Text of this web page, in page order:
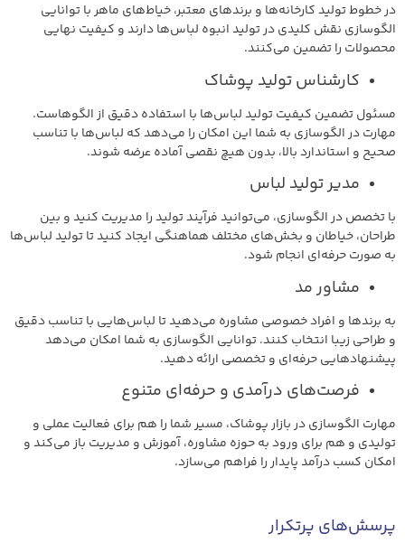
در خطوط تولید کارخانه‌ها و برندهای معتبر، خیاط‌های ماهر با توانایی
الگوسازی نقش کلیدی در تولید انبوه لباس‌ها دارند و کیفیت نهایی
محصولات را تضمین می‌کنند.
کارشناس تولید پوشاک
مسئول تضمین کیفیت تولید لباس‌ها با استفاده دقیق از الگوهاست.
مهارت در الگوسازی به شما این امکان را می‌دهد که لباس‌ها با تناسب
صحیح و استاندارد بالا، بدون هیچ نقصی آماده عرضه شوند.
مدیر تولید لباس
با تخصص در الگوسازی، می‌توانید فرآیند تولید را مدیریت کنید و بین
طراحان، خیاطان و بخش‌های مختلف هماهنگی ایجاد کنید تا تولید لباس‌ها
به صورت حرفه‌ای انجام شود.
مشاور مد
به برندها و افراد خصوصی مشاوره می‌دهید تا لباس‌هایی با تناسب دقیق
و طراحی زیبا انتخاب کنند. توانایی الگوسازی به شما امکان می‌دهد
پیشنهادهایی حرفه‌ای و تخصصی ارائه دهید.
فرصت‌های درآمدی و حرفه‌ای متنوع
مهارت الگوسازی در بازار پوشاک، مسیر شما را هم برای فعالیت عملی و
تولیدی و هم برای ورود به حوزه مشاوره، آموزش و مدیریت باز می‌کند و
امکان کسب درآمد پایدار را فراهم می‌سازد.
پرسش‌های پرتکرار